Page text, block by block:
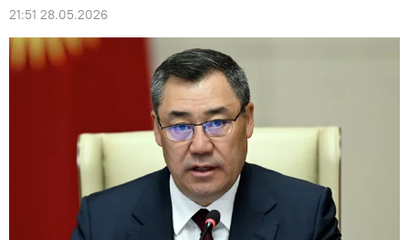
21:51 28.05.2026